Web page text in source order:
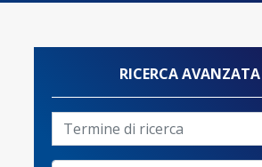
RICERCA AVANZATA